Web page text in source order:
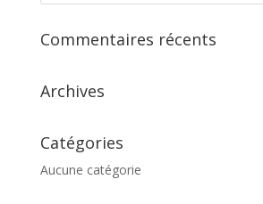
Commentaires récents
Archives
Catégories
Aucune catégorie